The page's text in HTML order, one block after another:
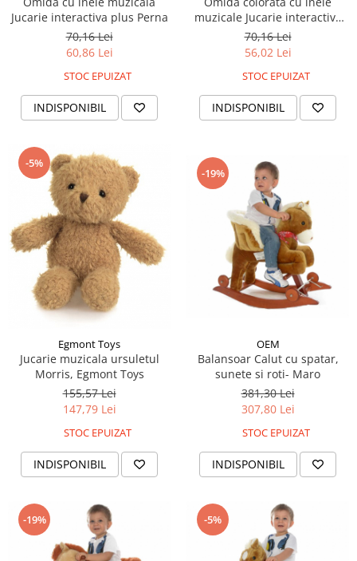
Jucarie interactiva plus Perna
70,16 Lei
60,86 Lei
STOC EPUIZAT
INDISPONIBIL
muzicale Jucarie interactiva
plus Perna
70,16 Lei
56,02 Lei
STOC EPUIZAT
INDISPONIBIL
-5%
Egmont Toys
Jucarie muzicala ursuletul
Morris, Egmont Toys
155,57 Lei
147,79 Lei
STOC EPUIZAT
INDISPONIBIL
-19%
OEM
Balansoar Calut cu spatar,
sunete si roti- Maro
381,30 Lei
307,80 Lei
STOC EPUIZAT
INDISPONIBIL
-19% -5%